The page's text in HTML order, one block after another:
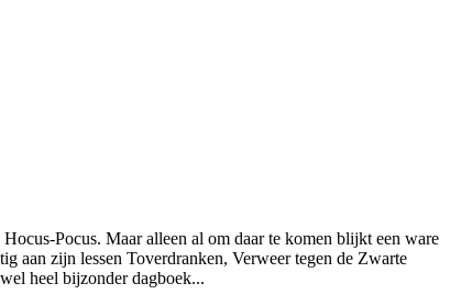
Pocus. Maar alleen al om daar te komen blijkt een ware
aan zijn lessen Toverdranken, Verweer tegen de Zwarte
heel bijzonder dagboek...